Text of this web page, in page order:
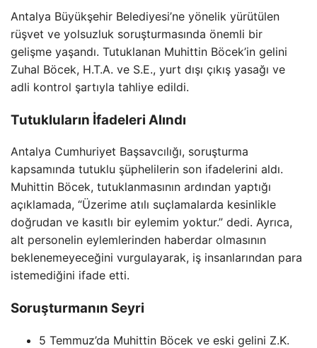
Antalya Büyükşehir Belediyesi’ne yönelik yürütülen
rüşvet ve yolsuzluk soruşturmasında önemli bir
gelişme yaşandı. Tutuklanan Muhittin Böcek’in gelini
Zuhal Böcek, H.T.A. ve S.E., yurt dışı çıkış yasağı ve
adli kontrol şartıyla tahliye edildi.
Tutukluların İfadeleri Alındı
Antalya Cumhuriyet Başsavcılığı, soruşturma
kapsamında tutuklu şüphelilerin son ifadelerini aldı.
Muhittin Böcek, tutuklanmasının ardından yaptığı
açıklamada, “Üzerime atılı suçlamalarda kesinlikle
doğrudan ve kasıtlı bir eylemim yoktur.” dedi. Ayrıca,
alt personelin eylemlerinden haberdar olmasının
beklenemeyeceğini vurgulayarak, iş insanlarından para
istemediğini ifade etti.
Soruşturmanın Seyri
5 Temmuz’da Muhittin Böcek ve eski gelini Z.K.